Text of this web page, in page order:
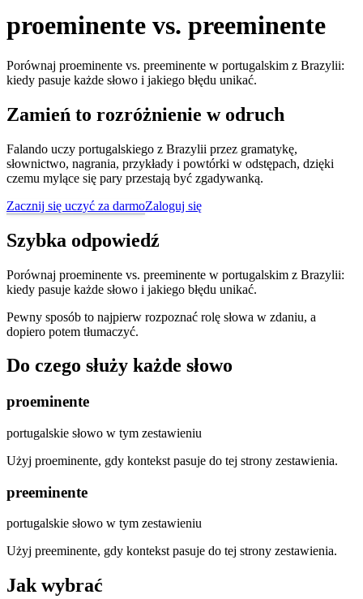
proeminente vs. preeminente
Porównaj proeminente vs. preeminente w portugalskim z Brazylii:
kiedy pasuje każde słowo i jakiego błędu unikać.
Zamień to rozróżnienie w odruch
Falando uczy portugalskiego z Brazylii przez gramatykę,
słownictwo, nagrania, przykłady i powtórki w odstępach, dzięki
czemu mylące się pary przestają być zgadywanką.
Zacznij się uczyć za darmoZaloguj się
Szybka odpowiedź
Porównaj proeminente vs. preeminente w portugalskim z Brazylii:
kiedy pasuje każde słowo i jakiego błędu unikać.
Pewny sposób to najpierw rozpoznać rolę słowa w zdaniu, a
dopiero potem tłumaczyć.
Do czego służy każde słowo
proeminente
portugalskie słowo w tym zestawieniu
Użyj proeminente, gdy kontekst pasuje do tej strony zestawienia.
preeminente
portugalskie słowo w tym zestawieniu
Użyj preeminente, gdy kontekst pasuje do tej strony zestawienia.
Jak wybrać